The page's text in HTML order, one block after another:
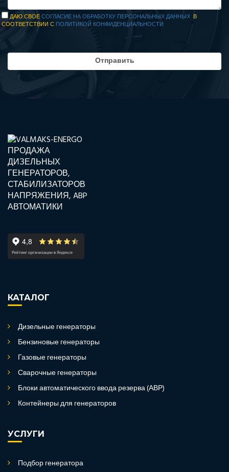
ДАЮ СВОЕСОГЛАСИЕ НА ОБРАБОТКУ ПЕРСОНАЛЬНЫХ ДАННЫХ В
СООТВЕТСТВИИ С ПОЛИТИКОЙ КОНФИДЕНЦИАЛЬНОСТИ
КАТАЛОГ
Дизельные генераторы
Бензиновые генераторы
Газовые генераторы
Сварочные генераторы
Блоки автоматического ввода резерва (АВР)
Контейнеры для генераторов
УСЛУГИ
Подбор генератора